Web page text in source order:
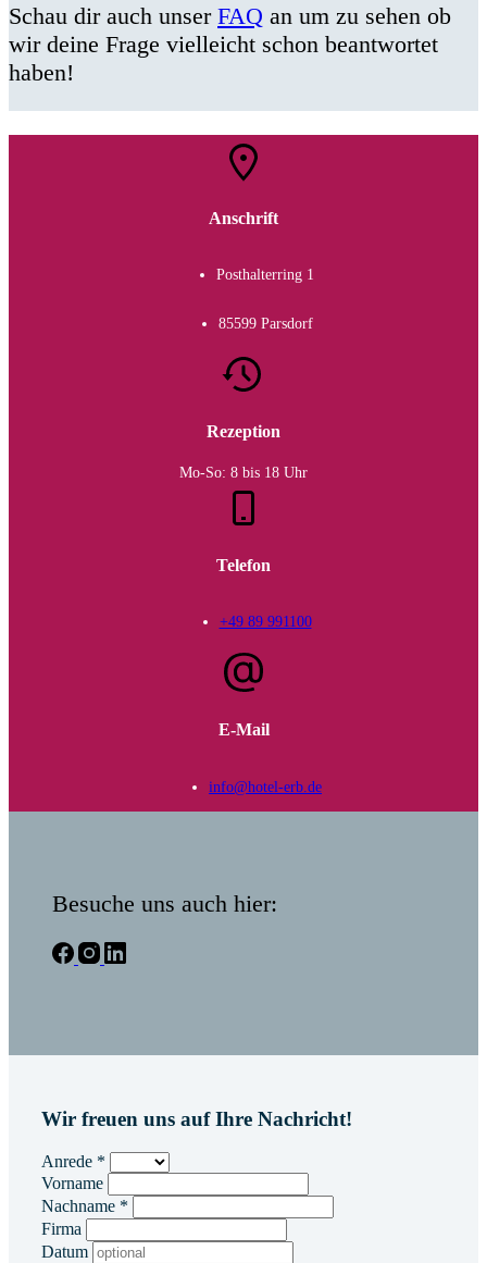
Schau dir auch unser FAQ an um zu sehen ob
wir deine Frage vielleicht schon beantwortet
haben!
Anschrift
Posthalterring 1
85599 Parsdorf
Rezeption
Mo-So: 8 bis 18 Uhr
Telefon
+49 89 991100
E-Mail
info@hotel-erb.de
Besuche uns auch hier:
Wir freuen uns auf Ihre Nachricht!
Anrede *
Vorname
Nachname *
Firma
Datum